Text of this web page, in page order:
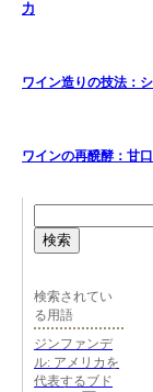
力
ワイン造りの技法：
ワインの再醗酵：甘
検索
検索されてい
る用語
ジンファンデ
ル: アメリカを
代表するブド